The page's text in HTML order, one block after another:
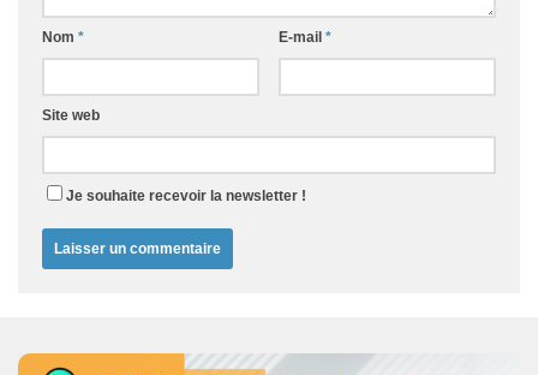
Nom * E-mail *
Site web
Je souhaite recevoir la newsletter !